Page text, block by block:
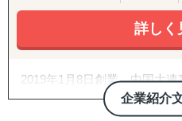
ます。
3. 越境EC支援（B2C）
成・コンテンツ戦略・価格/写
した物流設計、運用・販促・
貫で対応。Walmart ECや自
【両方向のビジネス支援】
日本から海外への展開支援だ
出もサポート。
制により
、EC販売やオムニチャネル
詳しく
企業紹介
2019年1月8日創業 中国大連
2019年5月 タイチェンマイ
2020年3月 コロナウィルス